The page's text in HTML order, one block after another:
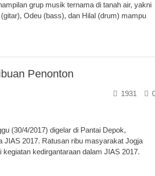
grup musik ternama di tanah air, yakni
Odeu (bass), dan Hilal (drum) mampu
Penonton
1931
(30/4/2017) digelar di Pantai Depok,
JIAS 2017. Ratusan ribu masyarakat Jogja
kedirgantaraan dalam JIAS 2017.